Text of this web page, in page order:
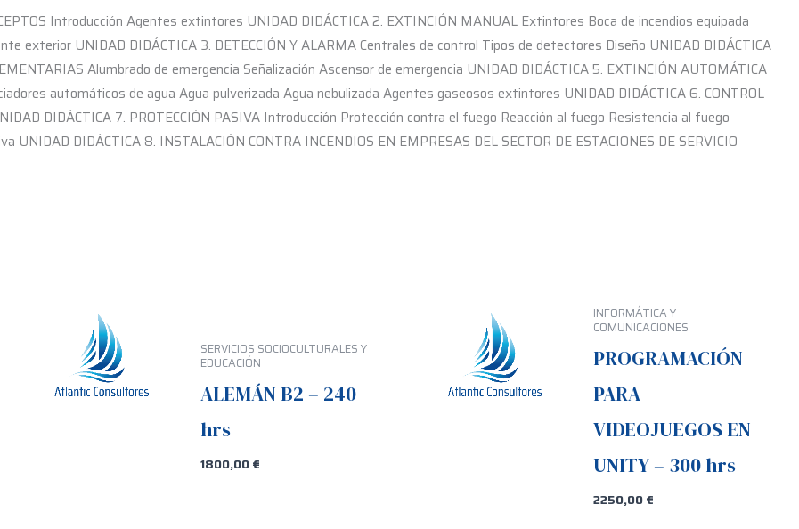
Introducción Agentes extintores UNIDAD DIDÁCTICA 2. EXTINCIÓN MANUAL Extintores Boca de incendios equipada
exterior UNIDAD DIDÁCTICA 3. DETECCIÓN Y ALARMA Centrales de control Tipos de detectores Diseño UNIDAD DIDÁCTICA
Alumbrado de emergencia Señalización Ascensor de emergencia UNIDAD DIDÁCTICA 5. EXTINCIÓN AUTOMÁTICA
automáticos de agua Agua pulverizada Agua nebulizada Agentes gaseosos extintores UNIDAD DIDÁCTICA 6. CONTROL
DIDÁCTICA 7. PROTECCIÓN PASIVA Introducción Protección contra el fuego Reacción al fuego Resistencia al fuego
UNIDAD DIDÁCTICA 8. INSTALACIÓN CONTRA INCENDIOS EN EMPRESAS DEL SECTOR DE ESTACIONES DE SERVICIO
SERVICIOS SOCIOCULTURALES Y
EDUCACIÓN
ALEMÁN B2 – 240
hrs
1800,00€
INFORMÁTICA Y
COMUNICACIONES
PROGRAMACIÓN
PARA
VIDEOJUEGOS EN
UNITY – 300 hrs
2250,00€